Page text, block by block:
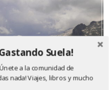
Suela!
a la comunidad de
nada! Viajes, libros y mucho